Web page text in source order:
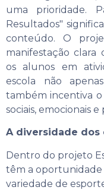
uma prioridade.
Resultados"
conteúdo. O
manifestação clara
os alunos em
escola não
também incentiva
sociais, emocionais e
A diversidade
Dentro do projeto
têm a
variedade de